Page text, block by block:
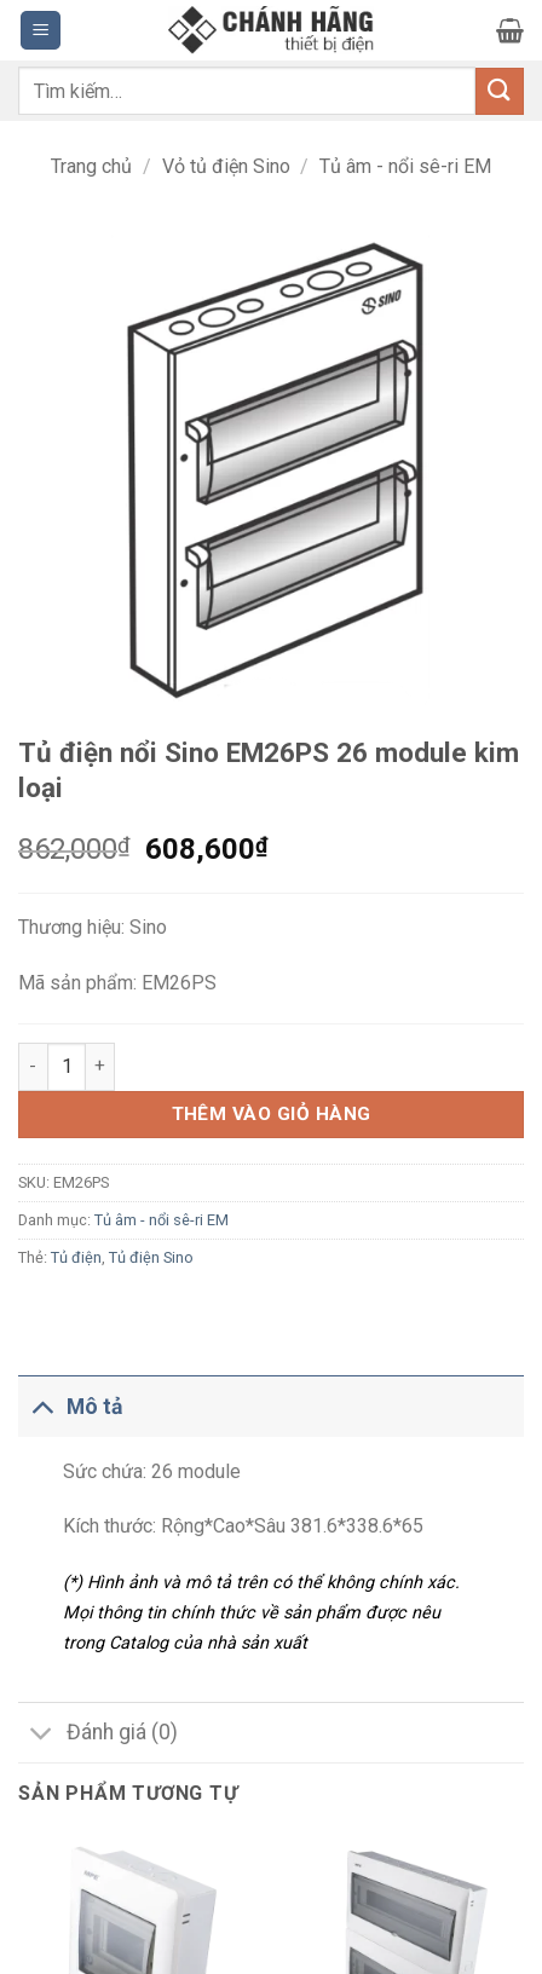
Bỏ
qua
nội
dung
Tìm
Trang chủ / Vỏ tủ điện Sino / Tủ âm - nổi sê-ri EM
Tủ điện nổi Sino EM26PS 26 module kim
loại
862,000₫
Giá
862,000₫.
608,600₫Giá
Thương hiệu: Sino
Mã sản phẩm: EM26PS
Tủ điện nổi Sino EM26PS 26 module kim loại số lượng
THÊM VÀO GIỎ HÀNG
SKU: EM26PS
Danh mục: Tủ âm - nổi sê-ri EM
Thẻ: Tủ điện Tủ điện Sino
Mô tả
Sức chứa: 26 module
Kích thước: Rộng*Cao*Sâu 381.6*338.6*65
(*) Hình ảnh và mô tả trên có thể không chính xác.
Mọi thông tin chính thức về sản phẩm được nêu
trong Catalog của nhà sản xuất
Đánh giá (0)
SẢN PHẨM TƯƠNG TỰ